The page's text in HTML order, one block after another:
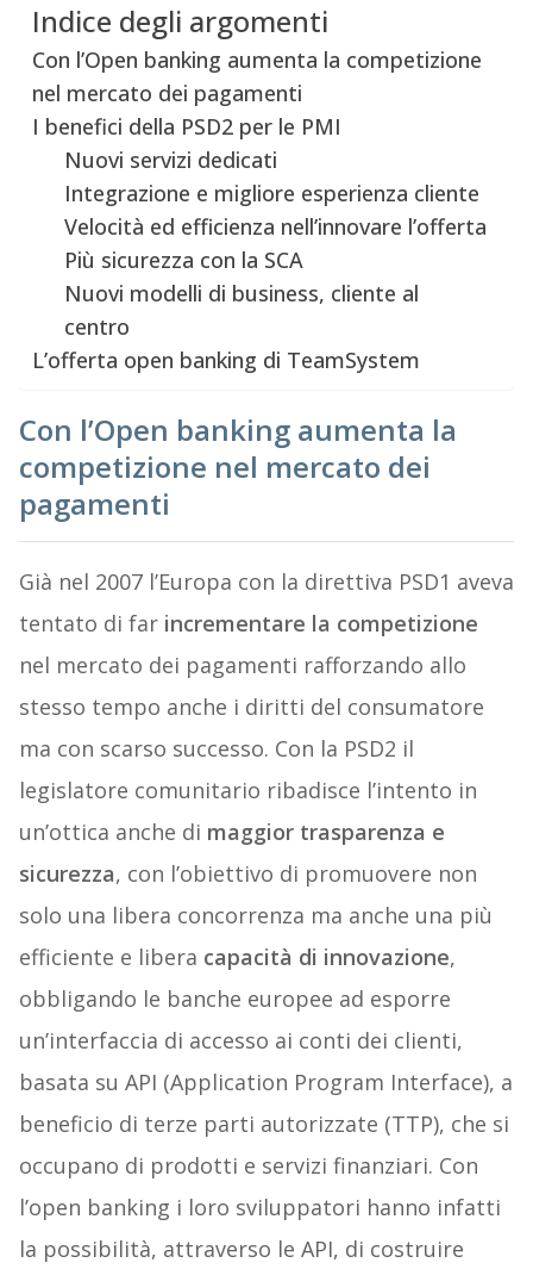
Indice degli argomenti
Con l’Open banking aumenta la competizione
nel mercato dei pagamenti
I benefici della PSD2 per le PMI
Nuovi servizi dedicati
Integrazione e migliore esperienza cliente
Velocità ed efficienza nell’innovare l’offerta
Più sicurezza con la SCA
Nuovi modelli di business, cliente al
centro
L’offerta open banking di TeamSystem
Con l’Open banking aumenta la
competizione nel mercato dei
pagamenti
Già nel 2007 l’Europa con la direttiva PSD1 aveva
tentato di far incrementare la competizione
nel mercato dei pagamenti rafforzando allo
stesso tempo anche i diritti del consumatore
ma con scarso successo. Con la PSD2 il
legislatore comunitario ribadisce l’intento in
un’ottica anche di maggior trasparenza e
sicurezza, con l’obiettivo di promuovere non
solo una libera concorrenza ma anche una più
efficiente e libera capacità di innovazione,
obbligando le banche europee ad esporre
un’interfaccia di accesso ai conti dei clienti,
basata su API (Application Program Interface), a
beneficio di terze parti autorizzate (TTP), che si
occupano di prodotti e servizi finanziari. Con
l’open banking i loro sviluppatori hanno infatti
la possibilità, attraverso le API, di costruire